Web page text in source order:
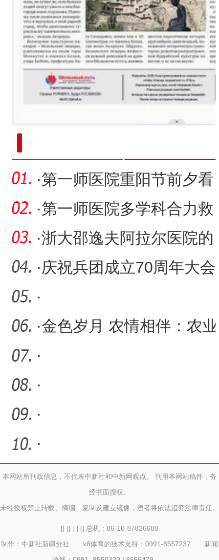
·第一师医院重阳节前夕看
望慰问离退休老干部及退
休
·第一师医院多学科合力救
治危重症患者
·浙大邵逸夫阿拉尔医院的
他们被点名表扬
·庆祝兵团成立70周年大会
在第一师医院医共体干部
职
·
·金色岁月 农情相伴：农业
银行发布养老金融服务品
牌
·
·
·
·
本网站所刊载信息，不代表中新社和中新网观点。 刊用本网站稿件，务
经书面授权。
未经授权禁止转载、摘编、复制及建立镜像，违者将依法追究法律责任。
[] [] [ ] [] 总机：86-10-87826688
制作：中新社新疆分社 k8体育的技术支持：0991-8557237 新闻